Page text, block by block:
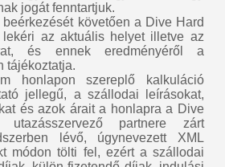
jogát fenntartjuk.
követően a Dive Hard
lekéri az aktuális helyet illetve az
és ennek eredményéről a
tájékoztatja.
honlapon szereplő kalkuláció
jellegű, a szállodai leírásokat,
és azok árait a honlapra a Dive
partnere zárt
lévő, úgynevezett XML
módon tölti fel, ezért a szállodai